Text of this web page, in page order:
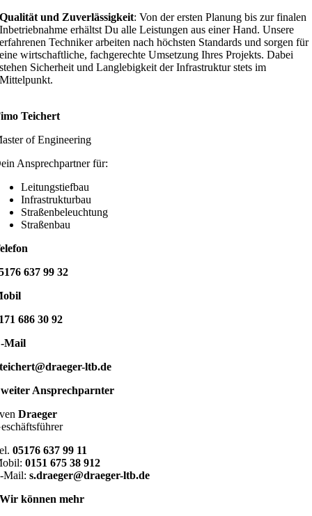
Qualität und Zuverlässigkeit: Von der ersten Planung bis zur finalen
Inbetriebnahme erhältst Du alle Leistungen aus einer Hand. Unsere
erfahrenen Techniker arbeiten nach höchsten Standards und sorgen für
eine wirtschaftliche, fachgerechte Umsetzung Ihres Projekts. Dabei
stehen Sicherheit und Langlebigkeit der Infrastruktur stets im
Mittelpunkt.
Teichert
of Engineering
Ansprechpartner für:
Leitungstiefbau
Infrastrukturbau
Straßenbeleuchtung
Straßenbau
637 99 32
686 30 92
Mail
ltb.de
Ansprechparnter
Draeger
05176 637 99 11
0151 675 38 912
Mail:s.draeger@draeger-ltb.de
Wir könnenmehr